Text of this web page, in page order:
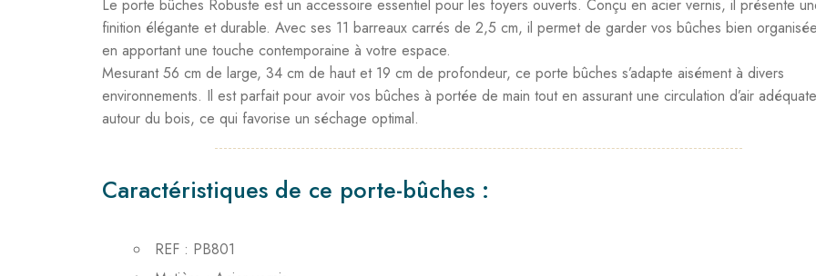
Le porte bûches Robuste est un accessoire essentiel pour les foyers ouverts. Conçu en acier vernis, il présente
finition élégante et durable. Avec ses 11 barreaux carrés de 2,5 cm, il permet de garder vos bûches bien
en apportant une touche contemporaine à votre espace.
Mesurant 56 cm de large, 34 cm de haut et 19 cm de profondeur, ce porte bûches s’adapte aisément à divers
environnements. Il est parfait pour avoir vos bûches à portée de main tout en assurant une circulation d’air adéquate
autour du bois, ce qui favorise un séchage optimal.
Caractéristiques de ce porte-bûches :
REF : PB801